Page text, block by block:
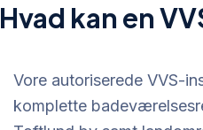
Hvad kan en
Vore autoriserede VVS-
komplette